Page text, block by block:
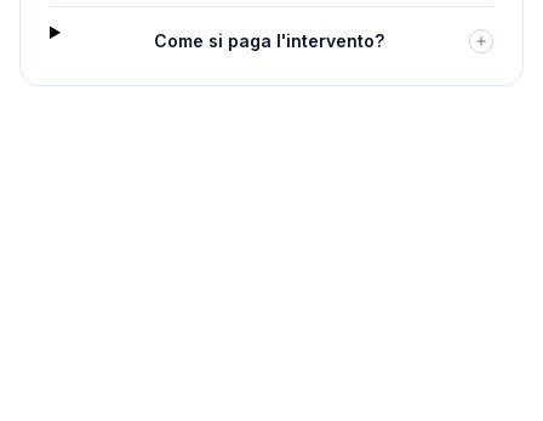
Come si paga l'intervento?